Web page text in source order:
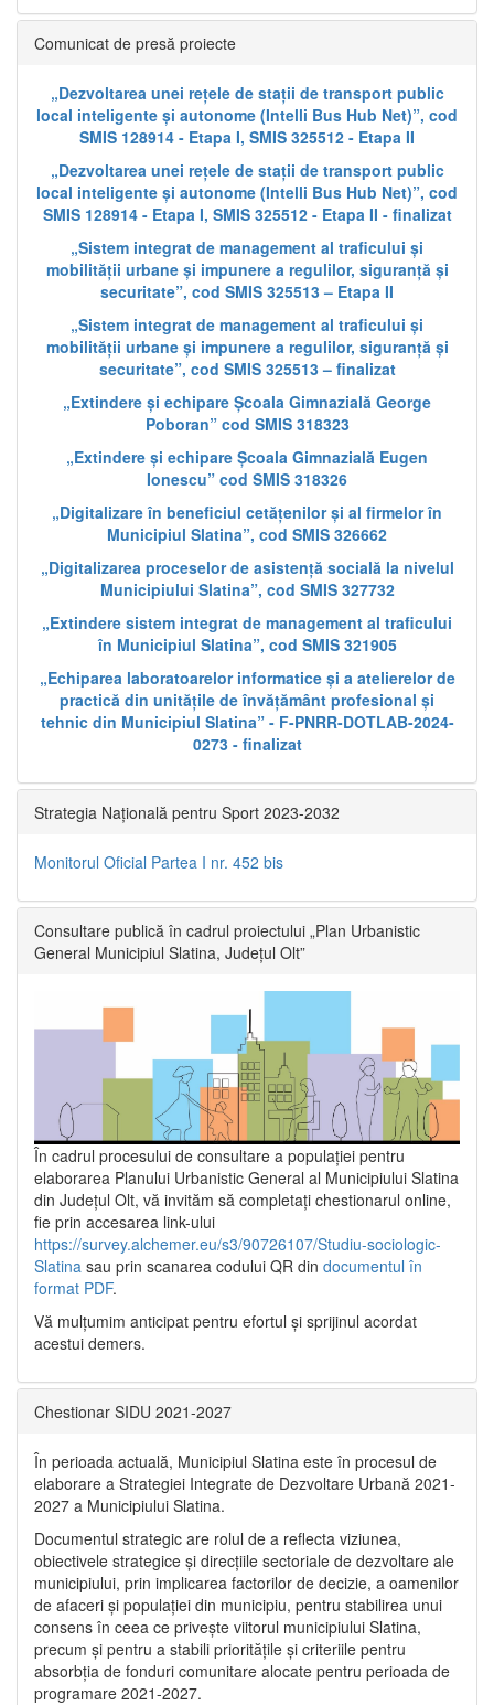
Comunicat de presă proiecte
„Dezvoltarea unei rețele de stații de transport public
local inteligente și autonome (Intelli Bus Hub Net)”, cod
SMIS 128914 - Etapa I, SMIS 325512 - Etapa II
„Dezvoltarea unei rețele de stații de transport public
local inteligente și autonome (Intelli Bus Hub Net)”, cod
SMIS 128914 - Etapa I, SMIS 325512 - Etapa II - finalizat
„Sistem integrat de management al traficului și
mobilității urbane și impunere a regulilor, siguranță și
securitate”, cod SMIS 325513 – Etapa II
„Sistem integrat de management al traficului și
mobilității urbane și impunere a regulilor, siguranță și
securitate”, cod SMIS 325513 – finalizat
„Extindere și echipare Școala Gimnazială George
Poboran” cod SMIS 318323
„Extindere și echipare Școala Gimnazială Eugen
Ionescu” cod SMIS 318326
„Digitalizare în beneficiul cetățenilor și al firmelor în
Municipiul Slatina”, cod SMIS 326662
„Digitalizarea proceselor de asistență socială la nivelul
Municipiului Slatina”, cod SMIS 327732
„Extindere sistem integrat de management al traficului
în Municipiul Slatina”, cod SMIS 321905
„Echiparea laboratoarelor informatice și a atelierelor de
practică din unitățile de învățământ profesional și
tehnic din Municipiul Slatina” - F-PNRR-DOTLAB-2024-
0273 - finalizat
Strategia Națională pentru Sport 2023-2032
Monitorul Oficial Partea I nr. 452 bis
Consultare publică în cadrul proiectului „Plan Urbanistic
General Municipiul Slatina, Județul Olt”
În cadrul procesului de consultare a populaţiei pentru
elaborarea Planului Urbanistic General al Municipiului Slatina
din Județul Olt, vă invităm să completați chestionarul online,
fie prin accesarea link-ului
https://survey.alchemer.eu/s3/90726107/Studiu-sociologic-
Slatina sau prin scanarea codului QR din documentul în
format PDF.
Vă mulţumim anticipat pentru efortul şi sprijinul acordat
acestui demers.
Chestionar SIDU 2021-2027
În perioada actuală, Municipiul Slatina este în procesul de
elaborare a Strategiei Integrate de Dezvoltare Urbană 2021‐
2027 a Municipiului Slatina.
Documentul strategic are rolul de a reflecta viziunea,
obiectivele strategice și direcțiile sectoriale de dezvoltare ale
municipiului, prin implicarea factorilor de decizie, a oamenilor
de afaceri și populației din municipiu, pentru stabilirea unui
consens în ceea ce privește viitorul municipiului Slatina,
precum și pentru a stabili prioritățile și criteriile pentru
absorbția de fonduri comunitare alocate pentru perioada de
programare 2021-2027.